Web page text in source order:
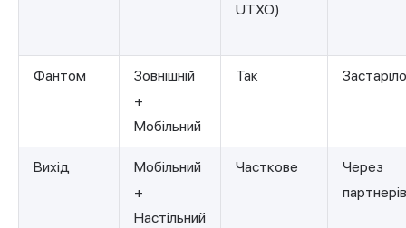
UTXO)
Фантом
Зовнішній
+
Мобільний
Так Застаріло
Вихід
Мобільний
+
Настільний
Часткове
Через
партнерів